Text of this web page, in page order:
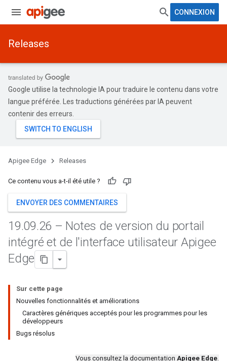
CONNEXION
Releases
Google utilise la technologie IA pour traduire le contenu dans votre
langue préférée. Les traductions générées par IA peuvent
contenir des erreurs.
Apigee Edge Releases
Ce contenu vous a-t-il été utile ?
ENVOYER DES COMMENTAIRES
19.09.26 – Notes de version du portail
intégré et de l'interface utilisateur Apigee
Edge
Sur cette page
Nouvelles fonctionnalités et améliorations
Caractères génériques acceptés pour les programmes pour les
développeurs
Bugs résolus
Vous consultez la documentation Apigee Edge.